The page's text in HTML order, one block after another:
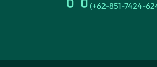
(+62-851-7424-